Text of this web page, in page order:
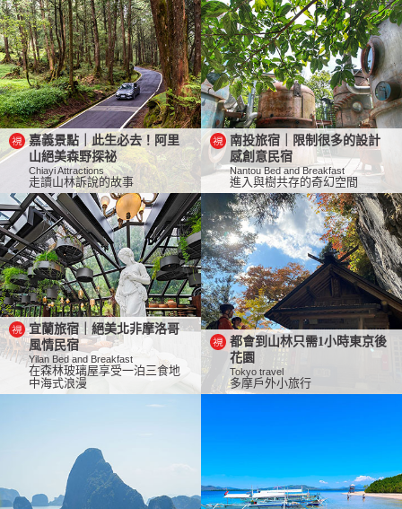
嘉義景點｜此生必去！阿里
山絕美森野探祕
Chiayi Attractions
走讀山林訴說的故事
南投旅宿｜限制很多的設計
感創意民宿
Nantou Bed and Breakfast
進入與樹共存的奇幻空間
宜蘭旅宿｜絕美北非摩洛哥
風情民宿
Yilan Bed and Breakfast
在森林玻璃屋享受一泊三食地
中海式浪漫
都會到山林只需1小時東京後
花園
Tokyo travel
多摩戶外小旅行